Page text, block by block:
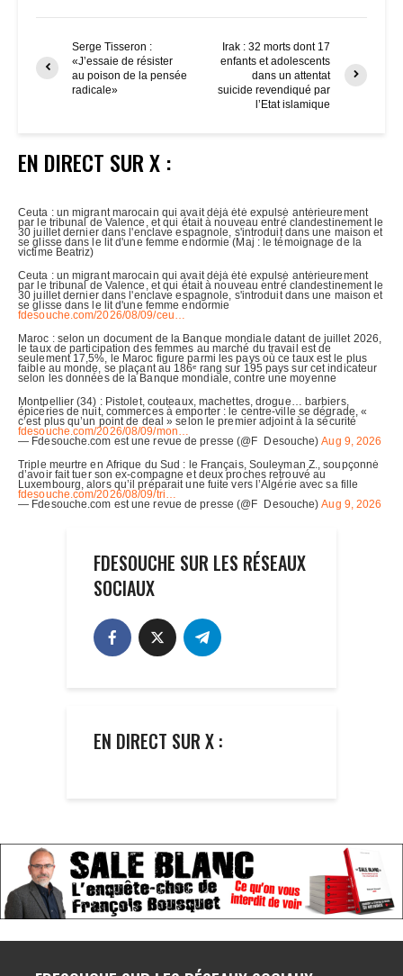
Serge Tisseron :
«J’essaie de résister
au poison de la pensée
radicale»
Irak : 32 morts dont 17
enfants et adolescents
dans un attentat
suicide revendiqué par
l’Etat islamique
EN DIRECT SUR X :
FDESOUCHE SUR LES RÉSEAUX
SOCIAUX
EN DIRECT SUR X :